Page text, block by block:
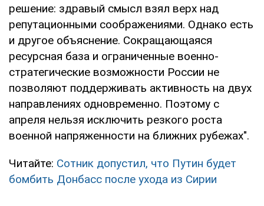
решение: здравый смысл взял верх над
репутационными соображениями. Однако есть
и другое объяснение. Сокращающаяся
ресурсная база и ограниченные военно-
стратегические возможности России не
позволяют поддерживать активность на двух
направлениях одновременно. Поэтому с
апреля нельзя исключить резкого роста
военной напряженности на ближних рубежах".
Читайте: Сотник допустил, что Путин будет
бомбить Донбасс после ухода из Сирии